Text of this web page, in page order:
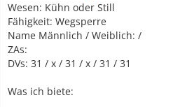
Wesen: Kühn oder Still
Fähigkeit: Wegsperre
Name Männlich / Weiblich: /
ZAs:
DVs: 31 / x / 31 / x / 31 / 31
Was ich biete: